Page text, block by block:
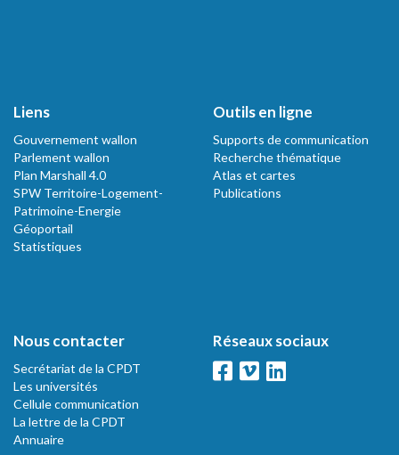
Liens
Gouvernement wallon
Parlement wallon
Plan Marshall 4.0
SPW Territoire-Logement-
Patrimoine-Energie
Géoportail
Statistiques
Outils en ligne
Supports de communication
Recherche thématique
Atlas et cartes
Publications
Nous contacter
Secrétariat de la CPDT
Les universités
Cellule communication
La lettre de la CPDT
Annuaire
Réseaux sociaux